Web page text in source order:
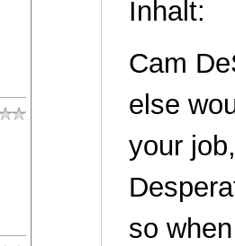
Inhalt:
Cam
else
your
so